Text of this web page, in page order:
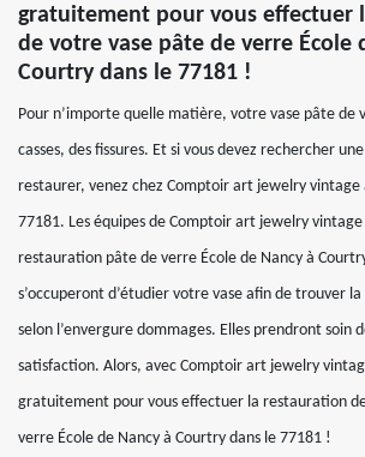
gratuitement pour vous effectuer
de votre vase pâte de verre École
Courtry dans le 77181 !
Pour n’importe quelle matière, votre vase pâte de
casses, des fissures. Et si vous devez rechercher
restaurer, venez chez Comptoir art jewelry vintage
77181. Les équipes de Comptoir art jewelry
restauration pâte de verre École de Nancy à
s’occuperont d’étudier votre vase afin de trouver
selon l’envergure dommages. Elles prendront soin
satisfaction. Alors, avec Comptoir art jewelry
gratuitement pour vous effectuer la restauration
verre École de Nancy à Courtry dans le 77181 !